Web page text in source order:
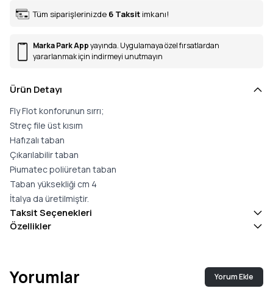
Tüm siparişlerinizde 6 Taksit imkanı!
Marka Park Appyayında. Uygulamaya özel fırsatlardan
yararlanmak için indirmeyi unutmayın
Ürün Detayı
Fly Flot konforunun sırrı;
Streç file üst kısım
Hafızalı taban
Çıkarılabilir taban
Piumatec poliüretan taban
Taban yüksekliği cm 4
İtalya da üretilmiştir.
Taksit Seçenekleri
Özellikler
Yorumlar Yorum Ekle